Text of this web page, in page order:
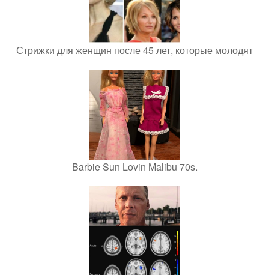
Стрижки для женщин после 45 лет, которые молодят
Barbie Sun Lovin Malibu 70s.